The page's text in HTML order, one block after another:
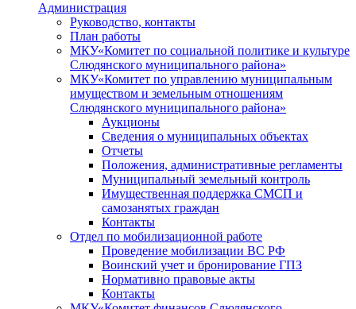
Администрация
Руководство, контакты
План работы
МКУ«Комитет по социальной политике и культуре
Слюдянского муниципального района»
МКУ«Комитет по управлению муниципальным
имуществом и земельным отношениям
Слюдянского муниципального района»
Аукционы
Сведения о муниципальных объектах
Отчеты
Положения, административные регламенты
Муниципальный земельный контроль
Имущественная поддержка СМСП и
самозанятых граждан
Контакты
Отдел по мобилизационной работе
Проведение мобилизации ВС РФ
Воинский учет и бронирование ГПЗ
Нормативно правовые акты
Контакты